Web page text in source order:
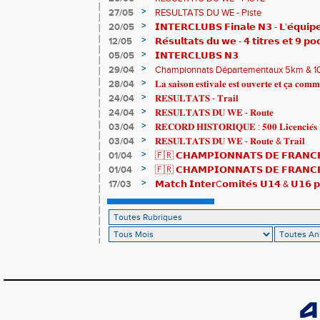
27/05
>
RESULTATS DU WE - Piste
20/05
>
𝗜𝗡𝗧𝗘𝗥𝗖𝗟𝗨𝗕𝗦 𝗙𝗶𝗻𝗮𝗹𝗲 𝗡𝟯 -
𝟯𝟮𝟰𝟮𝟳𝗽𝘁𝘀
12/05 >
𝗥𝗲́𝘀𝘂𝗹𝘁𝗮𝘁𝘀 𝗱𝘂 𝘄𝗲 - 𝟰 𝘁𝗶𝘁𝗿𝗲𝘀 𝗲𝘁 𝟵
05/05
>
𝗜𝗡𝗧𝗘𝗥𝗖𝗟𝗨𝗕𝗦 𝗡𝟯
29/04
>
Championnats Départementaux 5km &
de bronze et un max de plaisir pour tous !
28/04 >
𝐋𝐚 𝐬𝐚𝐢𝐬𝐨𝐧 𝐞𝐬𝐭𝐢𝐯𝐚𝐥𝐞 𝐞𝐬𝐭 𝐨𝐮𝐯𝐞𝐫𝐭𝐞 𝐞𝐭 𝐜̧𝐚
24/04
>
𝐑𝐄𝐒𝐔𝐋𝐓𝐀𝐓𝐒 - 𝐓𝐫𝐚𝐢𝐥
24/04
>
𝐑𝐄𝐒𝐔𝐋𝐓𝐀𝐓𝐒 𝐃𝐔 𝐖𝐄 - 𝐑𝐨𝐮𝐭𝐞
03/04
>
𝐑𝐄𝐂𝐎𝐑𝐃 𝐇𝐈𝐒𝐓𝐎𝐑𝐈𝐐𝐔𝐄 : 𝟓𝟎𝟎 𝐋𝐢𝐜𝐞𝐧𝐜𝐢𝐞́𝐬
03/04
>
𝐑𝐄𝐒𝐔𝐋𝐓𝐀𝐓𝐒 𝐃𝐔 𝐖𝐄 - 𝐑𝐨𝐮𝐭𝐞 & 𝐓𝐫𝐚𝐢𝐥
01/04
>
🇫🇷 𝗖𝗛𝗔𝗠𝗣𝗜𝗢𝗡𝗡𝗔𝗧𝗦 𝗗𝗘 𝗙𝗥𝗔𝗡𝗖𝗘
résultats
01/04 >
🇫🇷 𝗖𝗛𝗔𝗠𝗣𝗜𝗢𝗡𝗡𝗔𝗧𝗦 𝗗𝗘 𝗙𝗥𝗔𝗡𝗖𝗘
𝒕𝒓𝒂𝒊𝒍𝒆𝒖𝒓𝒔 𝒓𝒂𝒎𝒆̀𝒏𝒆𝒏𝒕 4 𝒎𝒆́𝒅𝒂𝒊𝒍𝒍𝒆𝒔 !
17/03 >
𝗠𝗮𝘁𝗰𝗵 𝗜𝗻𝘁𝗲𝗿C𝗼𝗺𝗶𝘁𝗲́𝘀 𝗨𝟭𝟰 & 𝗨𝟭𝟲